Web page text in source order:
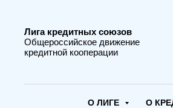
Лига кредитных союзов
Общероссийское движение
кредитной кооперации
О ЛИГЕ О